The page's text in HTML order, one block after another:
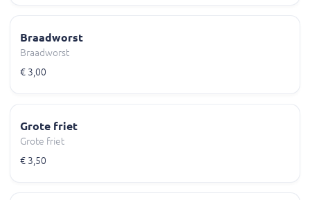
Braadworst
Braadworst
€ 3,00
Grote friet
Grote friet
€ 3,50